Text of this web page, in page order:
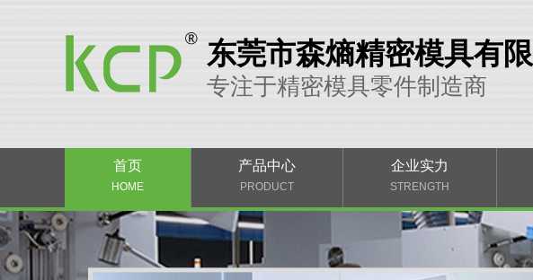
东莞市森熵精密模具有
专注于精密模具零件制造商
首页
HOME
产品中心
PRODUCT
企业实力
STRENGTH